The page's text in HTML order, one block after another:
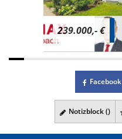
239.000,- €
Facebook
Notizblock ()